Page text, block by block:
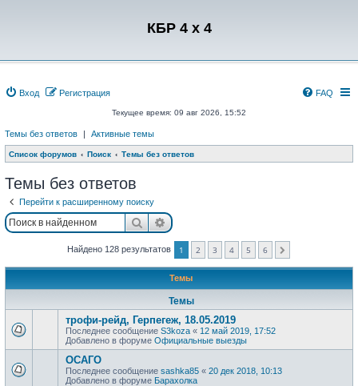
КБР 4 x 4
Вход Регистрация FAQ
Текущее время: 09 авг 2026, 15:52
Темы без ответов | Активные темы
Список форумов Поиск Темы без ответов
Темы без ответов
Перейти к расширенному поиску
ПоискРасширенный поиск
Найдено 128 результатов 1 2 3 4 5 6
Темы
Темы
трофи-рейд, Герпегеж, 18.05.2019
Последнее сообщение S3koza « 12 май 2019, 17:52
Добавлено в форуме Официальные выезды
ОСАГО
Последнее сообщение sashka85 « 20 дек 2018, 10:13
Добавлено в форуме Барахолка